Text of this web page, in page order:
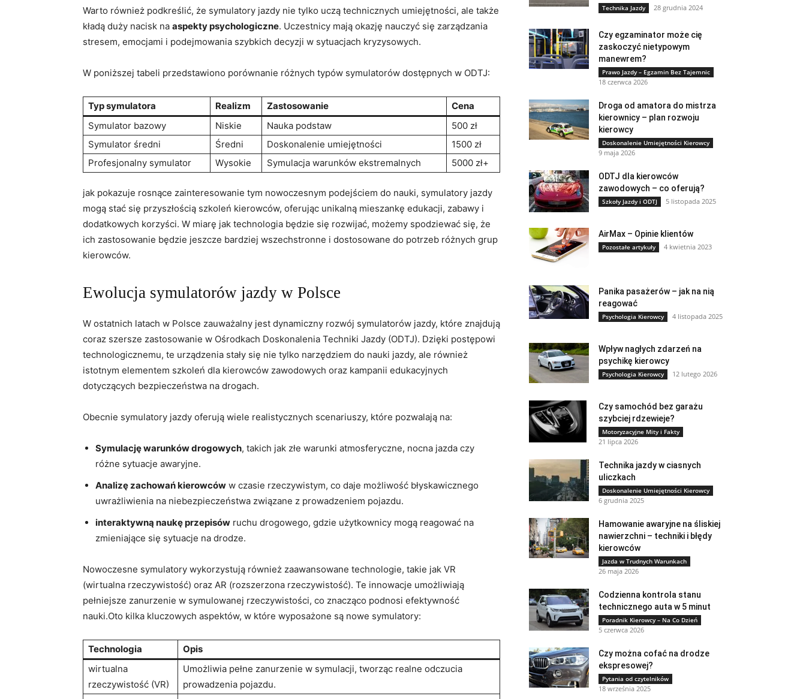
Warto również podkreślić, że symulatory jazdy nie tylko uczą technicznych umiejętności, ale także
kładą duży nacisk na aspekty psychologiczne. Uczestnicy mają okazję nauczyć się zarządzania
stresem, emocjami i podejmowania szybkich decyzji w sytuacjach kryzysowych.
W poniższej tabeli przedstawiono porównanie różnych typów symulatorów dostępnych w ODTJ:
Typ symulatora Realizm Zastosowanie
Cena
Symulator bazowy
Niskie Nauka podstaw
500 zł
Symulator średni
Średni Doskonalenie umiejętności
1500 zł
Profesjonalny symulator
Wysokie Symulacja warunków ekstremalnych 5000 zł+
jak pokazuje rosnące zainteresowanie tym nowoczesnym podejściem do nauki, symulatory jazdy
mogą stać się przyszłością szkoleń kierowców, oferując unikalną mieszankę edukacji, zabawy i
dodatkowych korzyści. W miarę jak technologia będzie się rozwijać, możemy spodziewać się, że
ich zastosowanie będzie jeszcze bardziej wszechstronne i dostosowane do potrzeb różnych grup
kierowców.
Ewolucja symulatorów jazdy w Polsce
W ostatnich latach w Polsce zauważalny jest dynamiczny rozwój symulatorów jazdy, które znajdują
coraz szersze zastosowanie w Ośrodkach Doskonalenia Techniki Jazdy (ODTJ). Dzięki postępowi
technologicznemu, te urządzenia stały się nie tylko narzędziem do nauki jazdy, ale również
istotnym elementem szkoleń dla kierowców zawodowych oraz kampanii edukacyjnych
dotyczących bezpieczeństwa na drogach.
Obecnie symulatory jazdy oferują wiele realistycznych scenariuszy, które pozwalają na:
Symulację warunków drogowych, takich jak złe warunki atmosferyczne, nocna jazda czy
różne sytuacje awaryjne.
Analizę zachowań kierowców w czasie rzeczywistym, co daje możliwość błyskawicznego
uwrażliwienia na niebezpieczeństwa związane z prowadzeniem pojazdu.
interaktywną naukę przepisów ruchu drogowego, gdzie użytkownicy mogą reagować na
zmieniające się sytuacje na drodze.
Nowoczesne symulatory wykorzystują również zaawansowane technologie, takie jak VR
(wirtualna rzeczywistość) oraz AR (rozszerzona rzeczywistość). Te innowacje umożliwiają
pełniejsze zanurzenie w symulowanej rzeczywistości, co znacząco podnosi efektywność
nauki.Oto kilka kluczowych aspektów, w które wyposażone są nowe symulatory:
Technologia
Opis
wirtualna
rzeczywistość (VR)
Umożliwia pełne zanurzenie w symulacji, tworząc realne odczucia
prowadzenia pojazdu.
Technika Jazdy 28 grudnia 2024
Czy egzaminator może cię
zaskoczyć nietypowym
manewrem?
Prawo Jazdy – Egzamin Bez Tajemnic
18 czerwca 2026
Droga od amatora do mistrza
kierownicy – plan rozwoju
kierowcy
Doskonalenie Umiejętności Kierowcy
9 maja 2026
ODTJ dla kierowców
zawodowych – co oferują?
Szkoły Jazdy i ODTJ 5 listopada 2025
AirMax – Opinie klientów
Pozostałe artykuły 4 kwietnia 2023
Panika pasażerów – jak na nią
reagować
Psychologia Kierowcy 4 listopada 2025
Wpływ nagłych zdarzeń na
psychikę kierowcy
Psychologia Kierowcy 12 lutego 2026
Czy samochód bez garażu
szybciej rdzewieje?
Motoryzacyjne Mity i Fakty
21 lipca 2026
Technika jazdy w ciasnych
uliczkach
Doskonalenie Umiejętności Kierowcy
6 grudnia 2025
Hamowanie awaryjne na śliskiej
nawierzchni – techniki i błędy
kierowców
Jazda w Trudnych Warunkach
26 maja 2026
Codzienna kontrola stanu
technicznego auta w 5 minut
Poradnik Kierowcy – Na Co Dzień
5 czerwca 2026
Czy można cofać na drodze
ekspresowej?
Pytania od czytelników
18 września 2025